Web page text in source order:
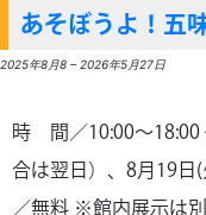
あそぼうよ！五
2025年8月8 – 2026年5月27日
時 間／10:00〜18:00
合は翌日）、8月19日